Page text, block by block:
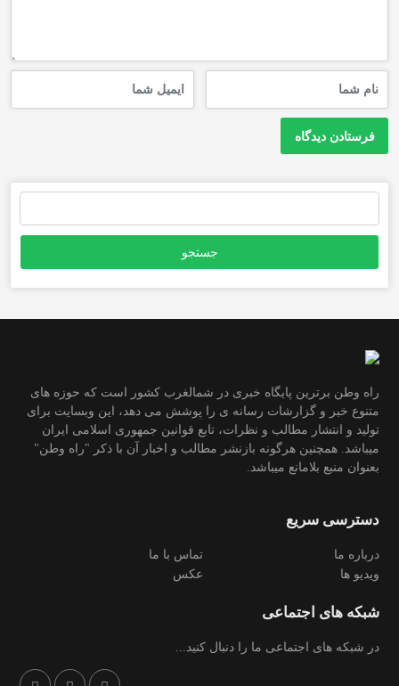
راه وطن برترین پایگاه خبری در شمالغرب کشور است که حوزه های
متنوع خبر و گزارشات رسانه ی را پوشش می دهد، این وبسایت برای
تولید و انتشار مطالب و نظرات، تابع قوانین جمهوری اسلامی ایران
میباشد. همچنین هرگونه بازنشر مطالب و اخبار آن با ذکر "راه وطن"
بعنوان منبع بلامانع میباشد.
دسترسی سریع
درباره ما
تماس با ما
ویدیو ها
عکس
شبکه های اجتماعی
در شبکه های اجتماعی ما را دنبال کنید...